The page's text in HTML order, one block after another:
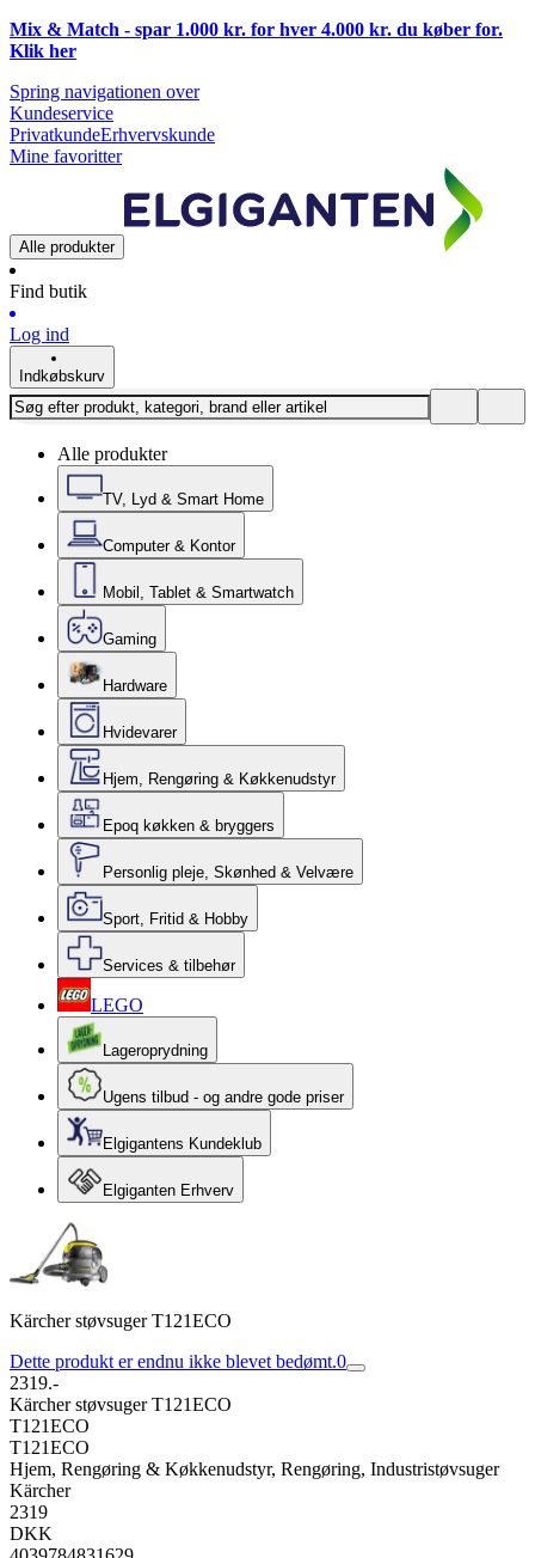
Mix & Match - spar 1.000 kr. for hver 4.000 kr. du køber for.
Klik her
Spring navigationen over
Kundeservice
PrivatkundeErhvervskunde
Mine favoritter
Alle produkter
Find butik
Log ind
Indkøbskurv
Alle produkter
TV, Lyd & Smart Home
Computer & Kontor
Mobil, Tablet & Smartwatch
Gaming
Hardware
Hvidevarer
Hjem, Rengøring & Køkkenudstyr
Epoq køkken & bryggers
Personlig pleje, Skønhed & Velvære
Sport, Fritid & Hobby
Services & tilbehør
LEGO
Lageroprydning
Ugens tilbud - og andre gode priser
Elgigantens Kundeklub
Elgiganten Erhverv
Kärcher støvsuger T121ECO
Dette produkt er endnu ikke blevet bedømt.0
2319.-
Kärcher støvsuger T121ECO
T121ECO
T121ECO
Hjem, Rengøring & Køkkenudstyr, Rengøring, Industristøvsuger
Kärcher
2319
DKK